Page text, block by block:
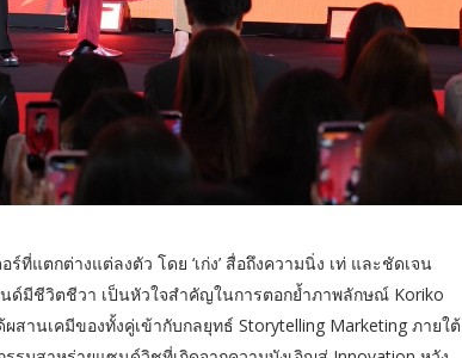
ร์ที่แตกต่างแต่ลงตัว โดย ‘เก่ง’ สื่อถึงความนิ่ง เท่ และชัดเจน
ด์มีชีวิตชีวา เป็นหัวใจสำคัญในการตอกย้ำภาพลักษณ์ Koriko
านเคมีของทั้งคู่เข้ากับกลยุทธ์ Storytelling Marketing ภายใต้